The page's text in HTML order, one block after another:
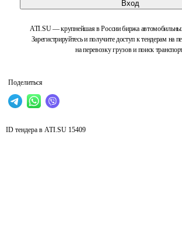
Вход
ATI.SU — крупнейшая в России биржа
Зарегистрируйтесь и получите доступ к тендерам на
на перевозку грузов и поиск
Поделиться
ID тендера в ATI.SU 15409